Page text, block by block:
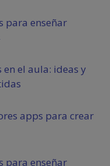
para enseñar
en el aula: ideas y
apps para crear
para enseñar